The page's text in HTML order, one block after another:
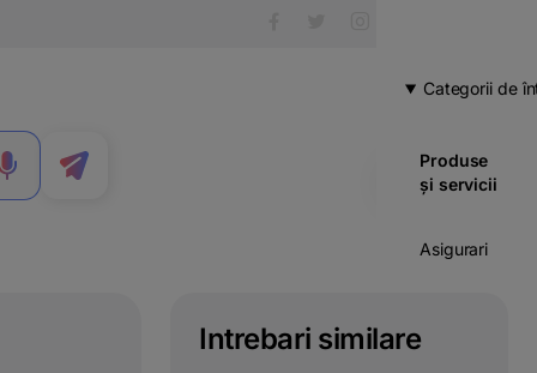
MENIU
Categorii de
Produse
și servicii
Asigurari
Intrebari similare